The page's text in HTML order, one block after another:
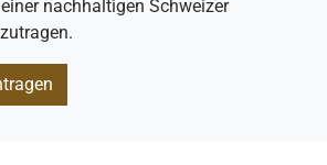
nachhaltigen Schweizer